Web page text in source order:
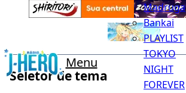
Menu
Madruga
Bankai
PLAYLIST
TOKYO
NIGHT
FOREVER
Seletor de tema